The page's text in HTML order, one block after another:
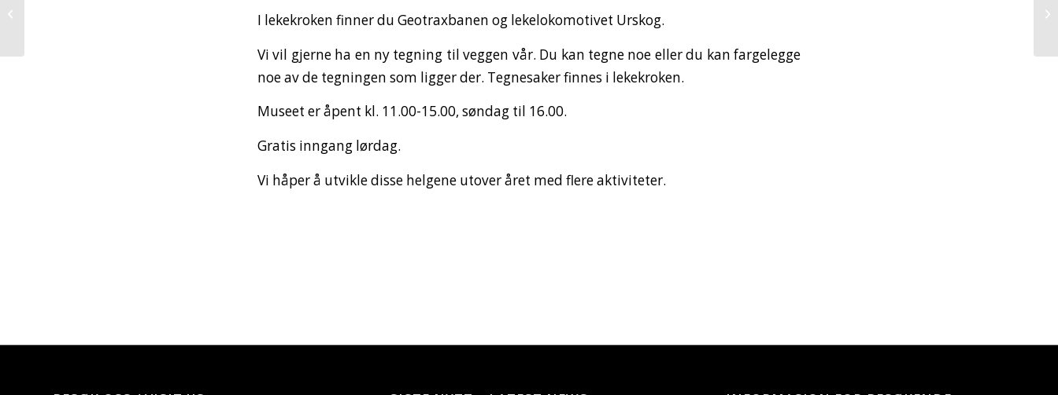
I lekekroken finner du Geotraxbanen og lekelokomotivet Urskog.
Vi vil gjerne ha en ny tegning til veggen vår. Du kan tegne noe eller du kan fargelegge
noe av de tegningen som ligger der. Tegnesaker finnes i lekekroken.
Museet er åpent kl. 11.00-15.00, søndag til 16.00.
Gratis inngang lørdag.
Vi håper å utvikle disse helgene utover året med flere aktiviteter.